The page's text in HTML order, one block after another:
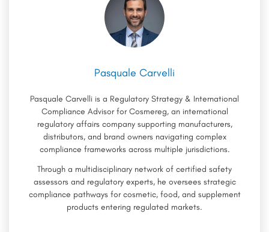
Pasquale Carvelli
Pasquale Carvelli is a Regulatory Strategy & International
Compliance Advisor for Cosmereg, an international
regulatory affairs company supporting manufacturers,
distributors, and brand owners navigating complex
compliance frameworks across multiple jurisdictions.
Through a multidisciplinary network of certified safety
assessors and regulatory experts, he oversees strategic
compliance pathways for cosmetic, food, and supplement
products entering regulated markets.